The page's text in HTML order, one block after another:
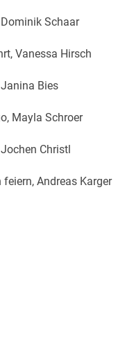
Schaar
Vanessa Hirsch
Bies
Mayla Schroer
Christl
Andreas Karger